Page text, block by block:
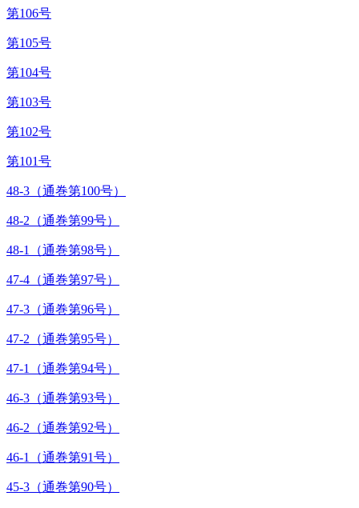
第106号
第105号
第104号
第103号
第102号
第101号
48-3（通巻第100号）
48-2（通巻第99号）
48-1（通巻第98号）
47-4（通巻第97号）
47-3（通巻第96号）
47-2（通巻第95号）
47-1（通巻第94号）
46-3（通巻第93号）
46-2（通巻第92号）
46-1（通巻第91号）
45-3（通巻第90号）